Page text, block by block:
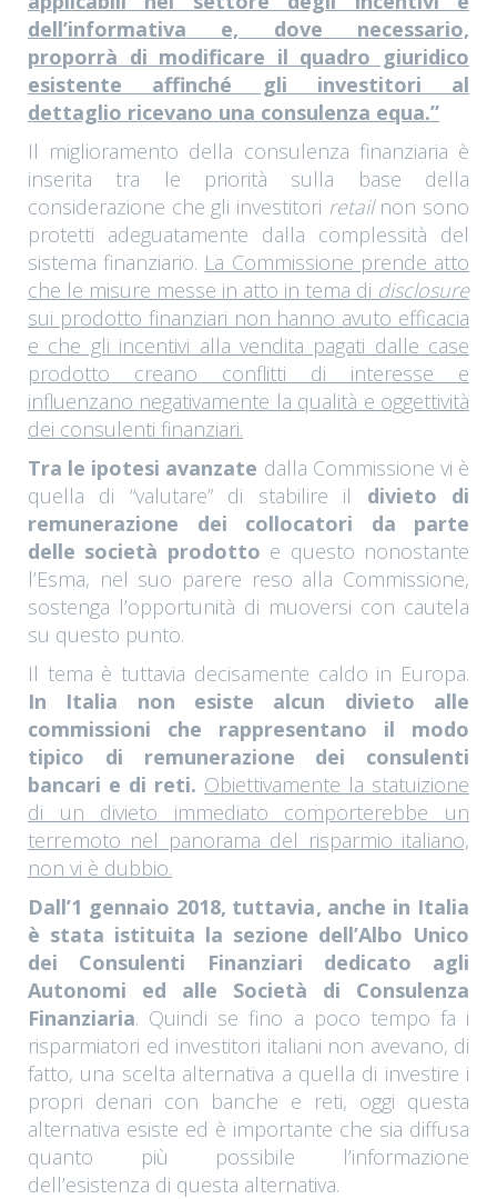
dell’informativa e, dove necessario,
proporrà di modificare il quadro giuridico
esistente affinché gli investitori al
dettaglio ricevano una consulenza equa.”
Il miglioramento della consulenza finanziaria è
inserita tra le priorità sulla base della
considerazione che gli investitori retail non sono
protetti adeguatamente dalla complessità del
sistema finanziario. La Commissione prende atto
che le misure messe in atto in tema di disclosure
sui prodotto finanziari non hanno avuto efficacia
e che gli incentivi alla vendita pagati dalle case
prodotto creano conflitti di interesse e
influenzano negativamente la qualità e oggettività
dei consulenti finanziari.
Tra le ipotesi avanzate dalla Commissione vi è
quella di “valutare” di stabilire il divieto di
remunerazione dei collocatori da parte
delle società prodotto e questo nonostante
l’Esma, nel suo parere reso alla Commissione,
sostenga l’opportunità di muoversi con cautela
su questo punto.
Il tema è tuttavia decisamente caldo in Europa.
In Italia non esiste alcun divieto alle
commissioni che rappresentano il modo
tipico di remunerazione dei consulenti
bancari e di reti. Obiettivamente la statuizione
di un divieto immediato comporterebbe un
terremoto nel panorama del risparmio italiano,
non vi è dubbio.
Dall’1 gennaio 2018, tuttavia, anche in Italia
è stata istituita la sezione dell’Albo Unico
dei Consulenti Finanziari dedicato agli
Autonomi ed alle Società di Consulenza
Finanziaria. Quindi se fino a poco tempo fa i
risparmiatori ed investitori italiani non avevano, di
fatto, una scelta alternativa a quella di investire i
propri denari con banche e reti, oggi questa
alternativa esiste ed è importante che sia diffusa
quanto più possibile l’informazione
dell’esistenza di questa alternativa.